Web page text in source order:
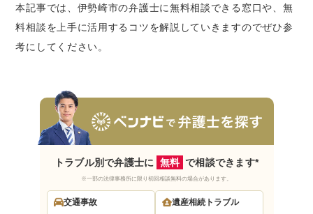
経歴の長い弁護士を選ぶ
解決したい分野に注力している弁護士を選ぶ
専門書などを監修している弁護士を選ぶ
依頼者の意向を尊重してくれる弁護士を選ぶ
まとめ｜伊勢崎市で無料法律相談できる弁護士
はベンナビで探そう
本記事では、伊勢崎市の弁護士に無料相談できる窓口や、無
料相談を上手に活用するコツを解説していきますのでぜひ参
考にしてください。
トラブル別で弁護士に 無料 で相談できます*
※一部の法律事務所に限り初回相談無料の場合があります。
交通事故 遺産相続トラブル